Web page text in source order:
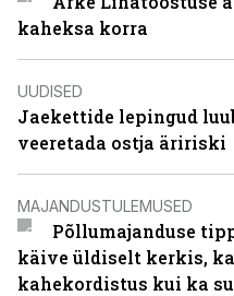
kaheksa korra
UUDISED
Jaekettide lepingud
veeretada ostja äririski
MAJANDUSTULEMUSED
Põllumajanduse
käive üldiselt kerkis,
kahekordistus kui ka